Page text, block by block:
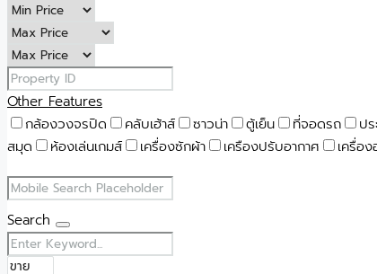
Other Features
กล้องวงจรปิด
คลับเฮ้าส์ ซาวน่า ตู้เย็น ที่จอดรถ ป
สมุด
ห้องเล่นเกมส์ เครื่องซักผ้า เครืองปรับอากาศ เครื่อ
Search